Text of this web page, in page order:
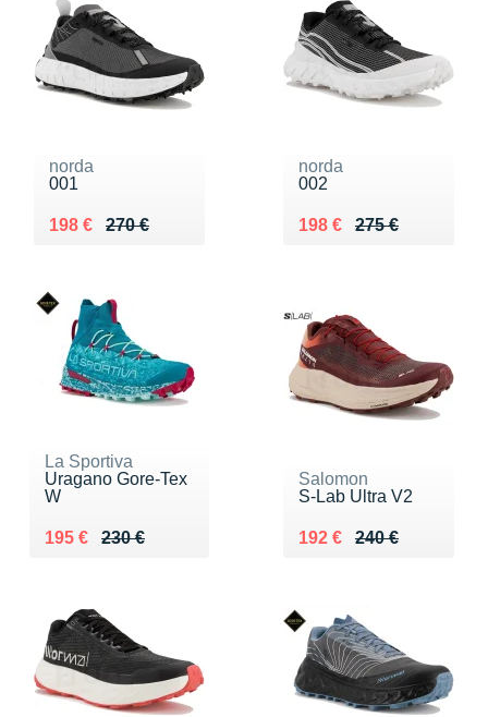
norda
001
270 €
Au lieu de 270 €
198 €
Vendu 198 €
norda
002
275 €
Au lieu de 275 €
198 €
Vendu 198 €
La Sportiva
Uragano Gore-Tex
W
230 €
Au lieu de 230 €
195 €
Vendu 195 €
Salomon
S-Lab Ultra V2
240 €
Au lieu de 240 €
192 €
Vendu 192 €